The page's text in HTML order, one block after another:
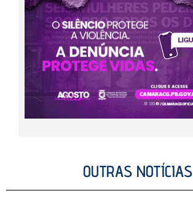
OUTRAS NOTÍCIAS